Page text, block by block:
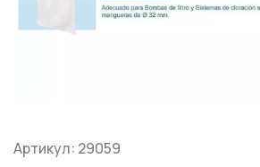
Артикул: 29059